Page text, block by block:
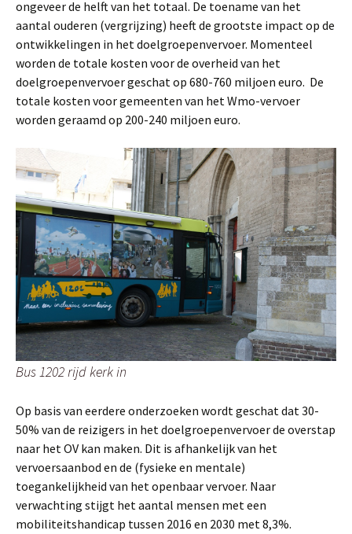
ongeveer de helft van het totaal. De toename van het
aantal ouderen (vergrijzing) heeft de grootste impact op de
ontwikkelingen in het doelgroepenvervoer. Momenteel
worden de totale kosten voor de overheid van het
doelgroepenvervoer geschat op 680-760 miljoen euro. De
totale kosten voor gemeenten van het Wmo-vervoer
worden geraamd op 200-240 miljoen euro.
Bus 1202 rijd kerk in
Op basis van eerdere onderzoeken wordt geschat dat 30-
50% van de reizigers in het doelgroepenvervoer de overstap
naar het OV kan maken. Dit is afhankelijk van het
vervoersaanbod en de (fysieke en mentale)
toegankelijkheid van het openbaar vervoer. Naar
verwachting stijgt het aantal mensen met een
mobiliteitshandicap tussen 2016 en 2030 met 8,3%.